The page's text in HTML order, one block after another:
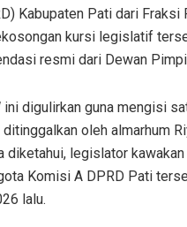
Kabupaten Pati dari
kursi legislatif
resmi dari Dewan
ini digulirkan guna mengisi
oleh almarhum
diketahui, legislator kawakan
Komisi A DPRD Pati
lalu.